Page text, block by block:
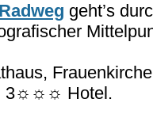
geht’s
3☼☼☼ Hotel.